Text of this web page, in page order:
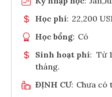
Học phí: 22,200
Học bổng: Có
Sinh hoạt phí: Từ
tháng.
ĐỊNH CƯ: Chưa có